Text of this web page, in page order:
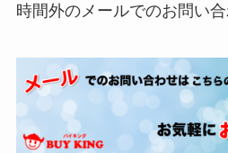
時間外のメールでのお問い